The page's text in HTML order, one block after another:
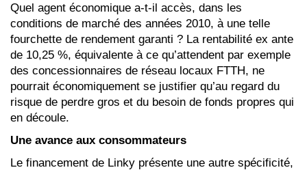
Quel agent économique a-t-il accès, dans les
conditions de marché des années 2010, à une telle
fourchette de rendement garanti ? La rentabilité ex ante
de 10,25 %, équivalente à ce qu’attendent par exemple
des concessionnaires de réseau locaux FTTH, ne
pourrait économiquement se justifier qu’au regard du
risque de perdre gros et du besoin de fonds propres qui
en découle.
Une avance aux consommateurs
Le financement de Linky présente une autre spécificité,